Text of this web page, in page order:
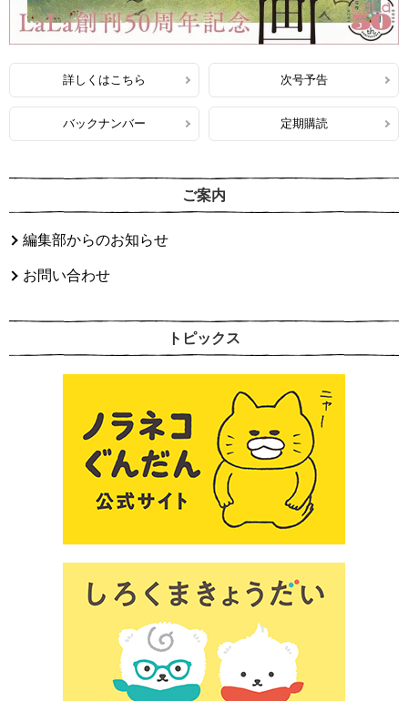
詳しくはこちら 次号予告
バックナンバー 定期購読
ご案内
編集部からのお知らせ
お問い合わせ
トピックス